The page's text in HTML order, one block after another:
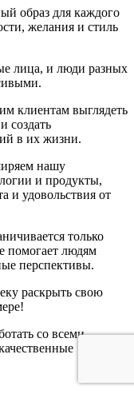
образ для каждого
желания и стиль
лица, и люди разных
клиентам выглядеть
создать
в их жизни.
нашу
и продукты,
и удовольствия от
только
помогает людям
перспективы.
раскрыть свою
со всеми